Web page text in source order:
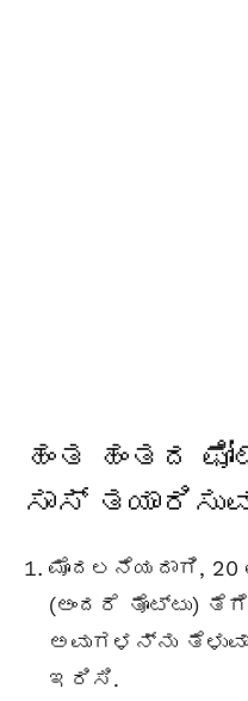
ಹಂತ ಹಂತದ
ಸಾಸ್
ಮೊದಲನೆಯದಾಗಿ,
(ಅಂದರೆ ತೊಟ್ಟು)
ಅವುಗಳನ್ನು
ಇರಿಸಿ.